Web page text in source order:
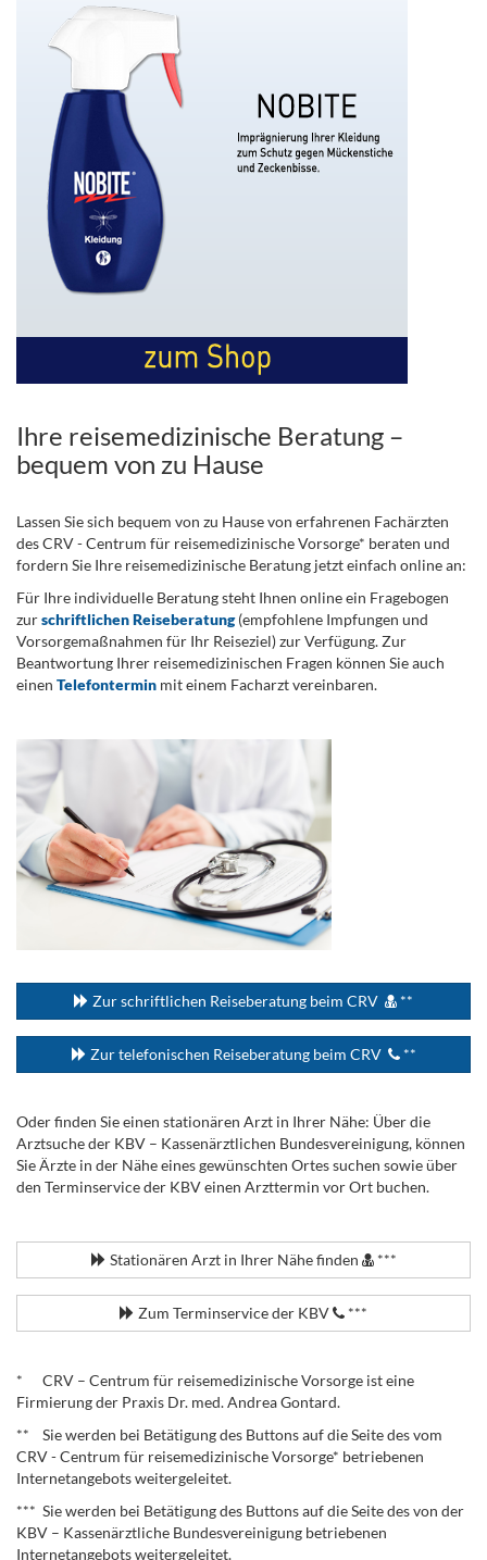
Ihre reisemedizinische Beratung –
bequem von zu Hause
Lassen Sie sich bequem von zu Hause von erfahrenen Fachärzten
des CRV - Centrum für reisemedizinische Vorsorge* beraten und
fordern Sie Ihre reisemedizinische Beratung jetzt einfach online an:
Für Ihre individuelle Beratung steht Ihnen online ein Fragebogen
zurschriftlichen Reiseberatung(empfohlene Impfungen und
Vorsorgemaßnahmen für Ihr Reiseziel) zur Verfügung. Zur
Beantwortung Ihrer reisemedizinischen Fragen können Sie auch
einen Telefontermin mit einem Facharzt vereinbaren.
Zur schriftlichen Reiseberatung beim CRV **
Zur telefonischen Reiseberatung beim CRV **
Oder finden Sie einen stationären Arzt in Ihrer Nähe: Über die
Arztsuche der KBV – Kassenärztlichen Bundesvereinigung, können
Sie Ärzte in der Nähe eines gewünschten Ortes suchen sowie über
den Terminservice der KBV einen Arzttermin vor Ort buchen.
Stationären Arzt in Ihrer Nähe finden ***
Zum Terminservice der KBV ***
* CRV – Centrum für reisemedizinische Vorsorge ist eine
Firmierung der Praxis Dr. med. Andrea Gontard.
** Sie werden bei Betätigung des Buttons auf die Seite des vom
CRV - Centrum für reisemedizinische Vorsorge* betriebenen
Internetangebots weitergeleitet.
*** Sie werden bei Betätigung des Buttons auf die Seite des von der
KBV – Kassenärztliche Bundesvereinigung betriebenen
Internetangebots weitergeleitet.